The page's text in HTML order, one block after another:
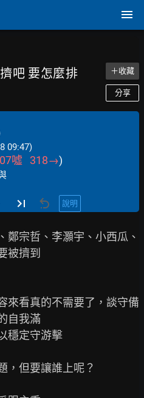
吧 要怎麼排 ＋收藏
分享
09:47)
噓 318→)
說明
鄭宗哲、李灝宇、小西瓜、
被擠到
來看真的不需要了，談守備
自我滿
穩定守游擊
，但要讓誰上呢？